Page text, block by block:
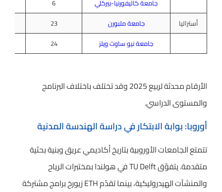
جامعة كاليفورنيا-بيركلي
6
أستراليا
جامعة ملبورن
23
جامعة نيو ساوث ويلز
24
الأرقام محدثة لربيع 2025 وقد تختلف باختلاف البرنامج
والمستوى الدراسي.
أوروبا: بوابة الابتكار في دراسة الهندسة المدنية
تتمتع الجامعات الأوروبية بتاريخ أكاديمي عريق وبنية بحثية
متقدمة. يتفوّق TU Delft في هولندا بمختبرات الرياح
والمنشآت الهيدروليكية، بينما تقدّم ETH زيورخ برامج مشتركة